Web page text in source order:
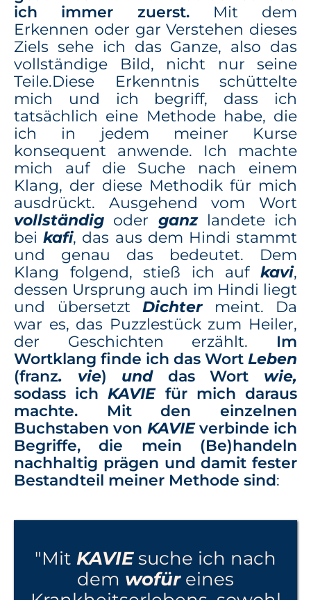
ich immer zuerst.Mit dem
Erkennen oder gar Verstehen dieses
Ziels sehe ich das Ganze, also das
vollständige Bild, nicht nur seine
Teile.Diese Erkenntnis schüttelte
mich und ich begriff, dass ich
tatsächlich eine Methode habe, die
ich in jedem meiner Kurse
konsequent anwende. Ich machte
mich auf die Suche nach einem
Klang, der diese Methodik für mich
ausdrückt. Ausgehend vom Wort
vollständig oder ganzlandete ich
beikafi, das aus dem Hindi stammt
und genau das bedeutet. Dem
Klang folgend, stieß ich auf kavi,
dessen Ursprung auch im Hindi liegt
und übersetzt Dichter meint. Da
war es, das Puzzlestück zum Heiler,
der Geschichten erzählt. Im
Wortklang finde ich das Wort Leben
(franz. vie) unddas Wort wie,
sodass ichKAVIEfür mich daraus
machte. Mit den einzelnen
Buchstaben von KAVIEverbinde ich
Begriffe, die mein (Be)handeln
nachhaltig prägen und damit fester
Bestandteil meiner Methode sind:
"Mit KAVIEsuche ich nach
dem wofüreines